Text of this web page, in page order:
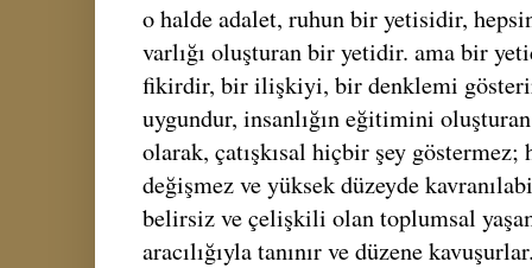
o halde adalet, ruhun bir yetisidir,
varlığı oluşturan bir yetidir. ama bir
fikirdir, bir ilişkiyi, bir denklemi
uygundur, insanlığın eğitimini
olarak, çatışkısal hiçbir şey
değişmez ve yüksek düzeyde
belirsiz ve çelişkili olan toplumsal
aracılığıyla tanınır ve düzene